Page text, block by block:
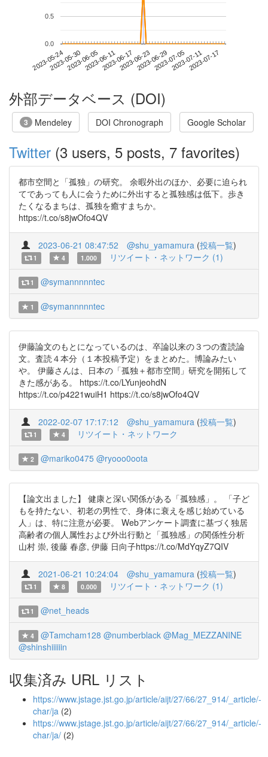
2023-05-242023-05-302023-06-052023-06-112023-06-172023-06-232023-06-292023-07-052023-07-112023-07-17
0.0
0.5
外部データベース (DOI)
3 Mendeley DOI Chronograph Google Scholar
Twitter (3 users, 5 posts, 7 favorites)
都市空間と「孤独」の研究。 余暇外出のほか、必要に迫られ
てであっても人に会うために外出すると孤独感は低下。歩き
たくなるまちは、孤独を癒すまちか。
https://t.co/s8jwOfo4QV
2023-06-21 08:47:52 @shu_yamamura (投稿一覧)
1 4 1.000 リツイート・ネットワーク (1)
1 @symannnnntec
1 @symannnnntec
伊藤論文のもとになっているのは、卒論以来の３つの査読論
文。査読４本分（１本投稿予定）をまとめた。博論みたい
や。 伊藤さんは、日本の「孤独＋都市空間」研究を開拓して
きた感がある。 https://t.co/LYunjeohdN
https://t.co/p4221wuiH1 https://t.co/s8jwOfo4QV
2022-02-07 17:17:12 @shu_yamamura (投稿一覧)
1 4 リツイート・ネットワーク
2 @mariko0475 @ryooo0oota
【論文出ました】 健康と深い関係がある「孤独感」。 「子ど
もを持たない、初老の男性で、身体に衰えを感じ始めている
人」は、特に注意が必要。 Webアンケート調査に基づく独居
高齢者の個人属性および外出行動と「孤独感」の関係性分析
山村 崇, 後藤 春彦, 伊藤 日向子https://t.co/MdYqyZ7QIV
2021-06-21 10:24:04 @shu_yamamura (投稿一覧)
1 8 0.000 リツイート・ネットワーク (1)
1 @net_heads
4 @Tamcham128 @numberblack @Mag_MEZZANINE
@shinshiiiiiin
収集済み URL リスト
https://www.jstage.jst.go.jp/article/aijt/27/66/27_914/_article/-
char/ja (2)
https://www.jstage.jst.go.jp/article/aijt/27/66/27_914/_article/-
char/ja/ (2)